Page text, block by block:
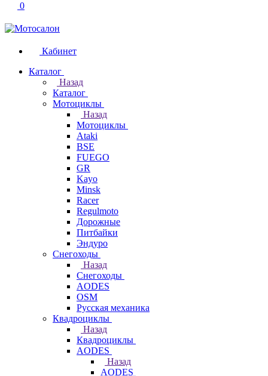
0
Кабинет
Каталог
Назад
Каталог
Мотоциклы
Назад
Мотоциклы
Ataki
BSE
FUEGO
GR
Kayo
Minsk
Racer
Regulmoto
Дорожные
Питбайки
Эндуро
Снегоходы
Назад
Снегоходы
AODES
OSM
Русская механика
Квадроциклы
Назад
Квадроциклы
AODES
Назад
AODES